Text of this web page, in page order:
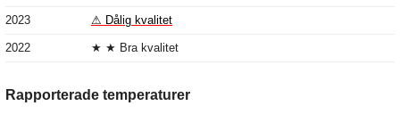
2023 ⚠ Dålig kvalitet
2022 ★ ★ Bra kvalitet
Rapporterade temperaturer